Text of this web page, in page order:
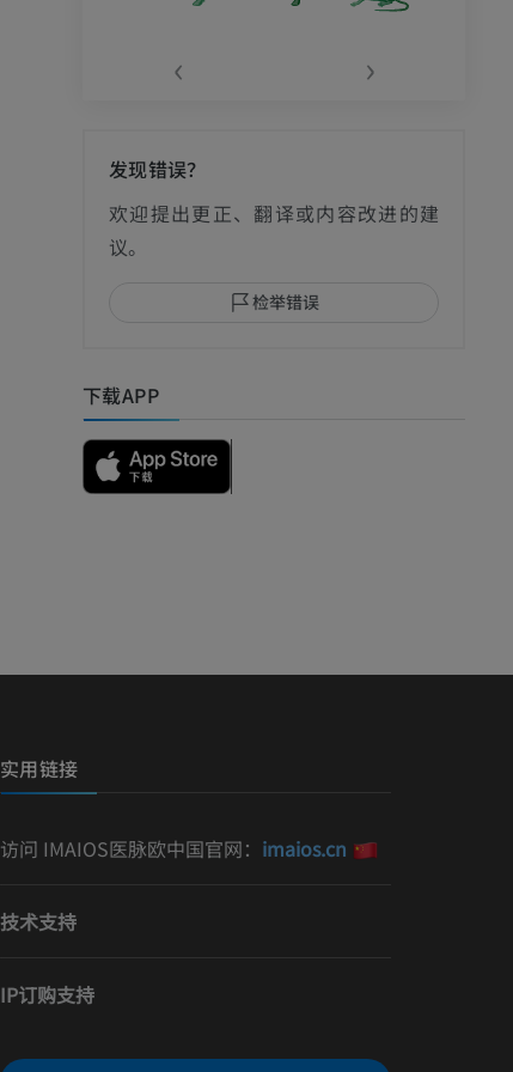
‹ ›
发现错误？
欢迎提出更正、翻译或内容改进的建
议。
检举错误
下载APP
实用链接
访问 IMAIOS医脉欧中国官网： imaios.cn
技术支持
IP订购支持